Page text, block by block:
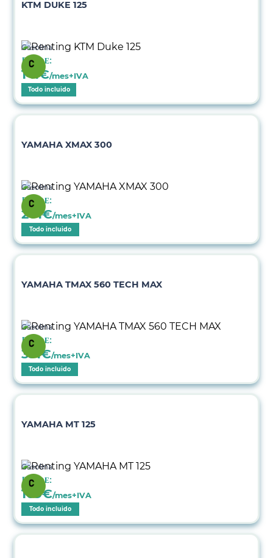
KTM DUKE 125
Gasolina
Desde:
141€/mes+IVA
Todo incluido
YAMAHA XMAX 300
Gasolina
Desde:
201€/mes+IVA
Todo incluido
YAMAHA TMAX 560 TECH MAX
Gasolina
Desde:
331€/mes+IVA
Todo incluido
YAMAHA MT 125
Gasolina
Desde:
169€/mes+IVA
Todo incluido